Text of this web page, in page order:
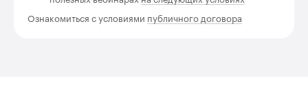
Ознакомиться с условиями публичного договора